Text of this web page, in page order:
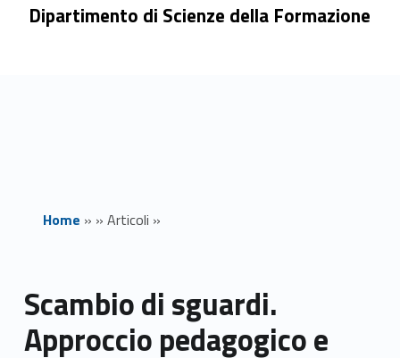
Dipartimento di Scienze della Formazione
Home » » Articoli »
Scambio di sguardi.
Approccio pedagogico e